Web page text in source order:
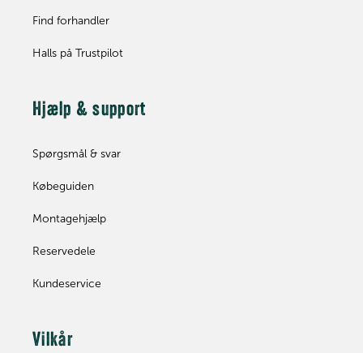
Find forhandler
Halls på Trustpilot
Hjælp & support
Spørgsmål & svar
Købeguiden
Montagehjælp
Reservedele
Kundeservice
Vilkår